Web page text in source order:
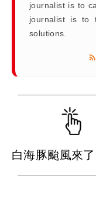
journalist is to
journalist is to
solutions.